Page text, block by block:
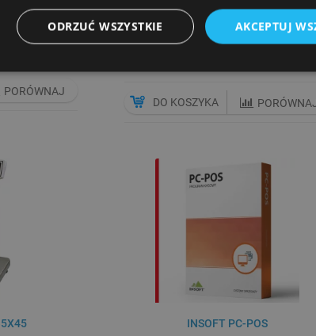
PORÓWNAJ
KOMPAKTOWYM
Cena netto
DO KOSZYKA
INSOFT PC-POS
AKCEPTUJ
ODRZUĆ WSZYSTKIE